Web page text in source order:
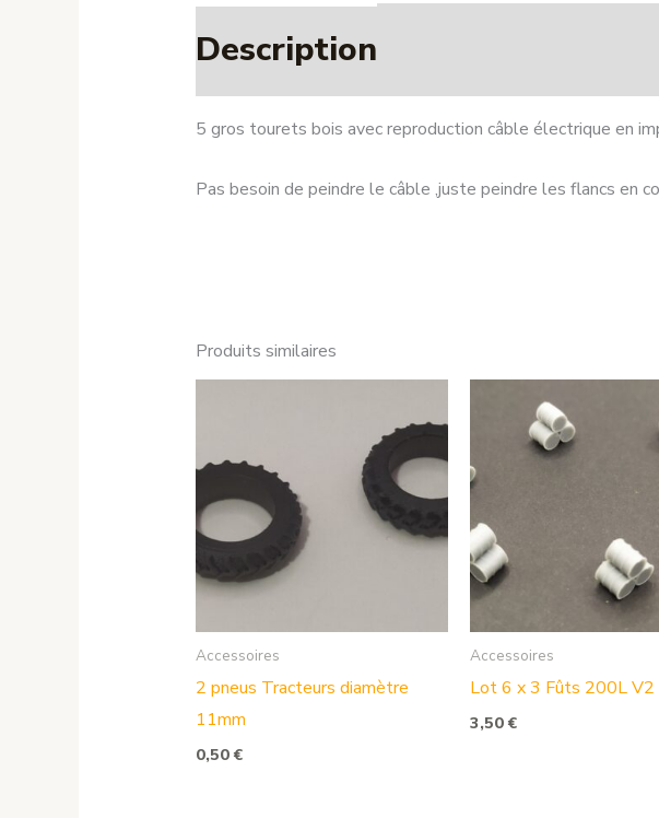
Description
5 gros tourets bois avec reproduction câble électrique en
Pas besoin de peindre le câble ,juste peindre les flancs en
Produits similaires
Accessoires
2 pneus Tracteurs diamètre
11mm
0,50 €
Accessoires
Lot 6 x 3 Fûts 200L V2
3,50€